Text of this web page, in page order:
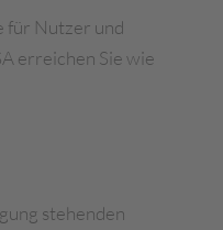
für Nutzer und
erreichen Sie wie
stehenden